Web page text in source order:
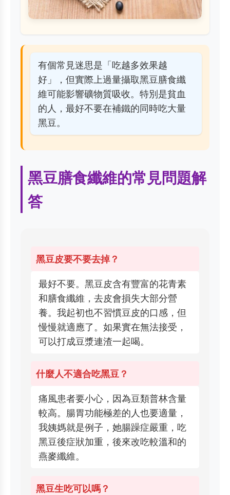
有個常見迷思是「吃越多效果越
好」，但實際上過量攝取黑豆膳食纖
維可能影響礦物質吸收。特別是貧血
的人，最好不要在補鐵的同時吃大量
黑豆。
黑豆膳食纖維的常見問題解
答
黑豆皮要不要去掉？
最好不要。黑豆皮含有豐富的花青素
和膳食纖維，去皮會損失大部分營
養。我起初也不習慣豆皮的口感，但
慢慢就適應了。如果實在無法接受，
可以打成豆漿連渣一起喝。
什麼人不適合吃黑豆？
痛風患者要小心，因為豆類普林含量
較高。腸胃功能極差的人也要適量，
我姨媽就是例子，她腸躁症嚴重，吃
黑豆後症狀加重，後來改吃較溫和的
燕麥纖維。
黑豆生吃可以嗎？